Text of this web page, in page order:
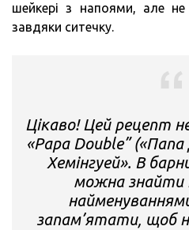
шейкері з напоями, але
завдяки ситечку.
Цікаво! Цей рецепт
«Papa Double”
Хемінгуей». В
можна знайти
запам’ятати, щоб